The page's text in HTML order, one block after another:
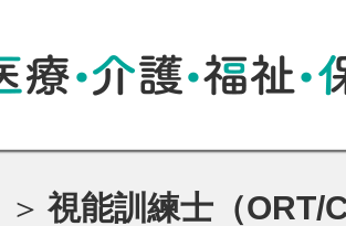
視能訓練士（ORT/